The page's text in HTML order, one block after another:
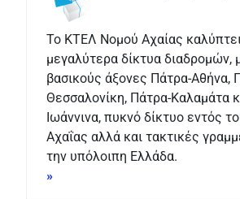
Το ΚΤΕΛ Νομού Αχαίας
μεγαλύτερα δίκτυα διαδρομών,
βασικούς άξονες Πάτρα-Αθήνα,
Θεσσαλονίκη, Πάτρα-Καλαμάτα
Ιωάννινα, πυκνό δίκτυο εντός
Αχαΐας αλλά και τακτικές
την υπόλοιπη Ελλάδα.
»